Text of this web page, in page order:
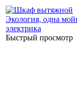
Быстрый просмотр